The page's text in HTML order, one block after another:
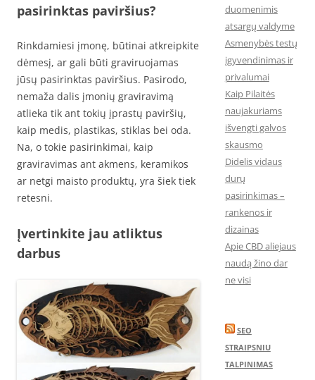
pasirinktas paviršius?
Rinkdamiesi įmonę, būtinai atkreipkite
dėmesį, ar gali būti graviruojamas
jūsų pasirinktas paviršius. Pasirodo,
nemaža dalis įmonių graviravimą
atlieka tik ant tokių įprastų paviršių,
kaip medis, plastikas, stiklas bei oda.
Na, o tokie pasirinkimai, kaip
graviravimas ant akmens, keramikos
ar netgi maisto produktų, yra šiek tiek
retesni.
Įvertinkite jau atliktus
darbus
duomenimis
atsargų valdyme
Asmenybės testų
įgyvendinimas ir
privalumai
Kaip Pilaitės
naujakuriams
išvengti galvos
skausmo
Didelis vidaus
durų
pasirinkimas –
rankenos ir
dizainas
Apie CBD aliejaus
naudą žino dar
ne visi
SEO
STRAIPSNIU
TALPINIMAS